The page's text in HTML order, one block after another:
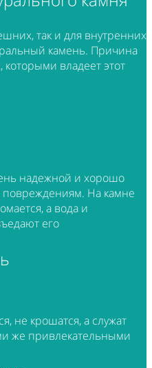
так и для внутренних
камень. Причина
которыми владеет этот
надежной и хорошо
повреждениям. На камне
а вода и
его
не крошатся, а служат
же привлекательными